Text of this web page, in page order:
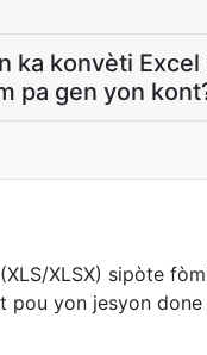
ka konvèti Excel
pa gen yon
XLSX) sipòte
pou yon jesyon done